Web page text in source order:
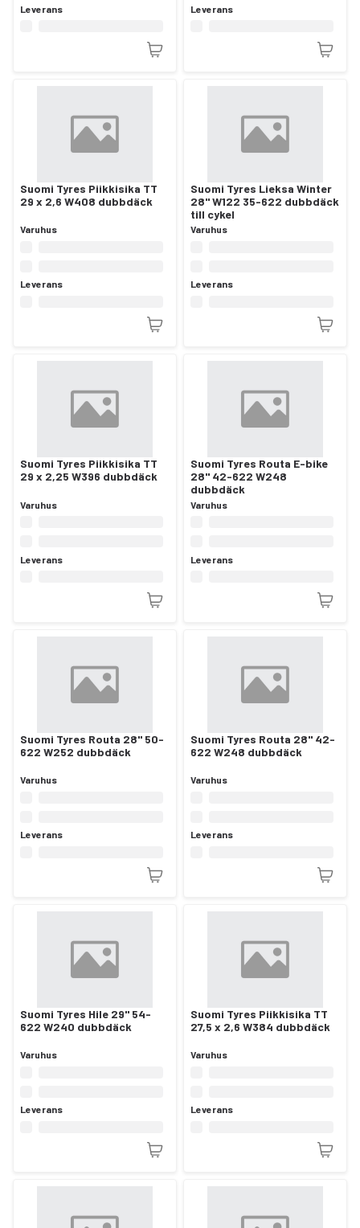
Leverans Leverans
Suomi Tyres Piikkisika TT
29 x 2,6 W408 dubbdäck
Varuhus
Leverans
Suomi Tyres Lieksa Winter
28" W122 35-622 dubbdäck
till cykel
Varuhus
Leverans
Suomi Tyres Piikkisika TT
29 x 2,25 W396 dubbdäck
Varuhus
Leverans
Suomi Tyres Routa E-bike
28" 42-622 W248
dubbdäck
Varuhus
Leverans
Suomi Tyres Routa 28" 50-
622 W252 dubbdäck
Varuhus
Leverans
Suomi Tyres Routa 28" 42-
622 W248 dubbdäck
Varuhus
Leverans
Suomi Tyres Hile 29" 54-
622 W240 dubbdäck
Varuhus
Leverans
Suomi Tyres Piikkisika TT
27,5 x 2,6 W384 dubbdäck
Varuhus
Leverans